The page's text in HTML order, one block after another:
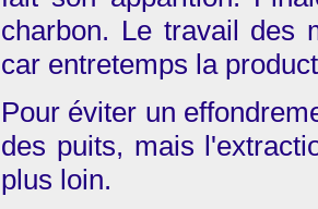
charbon. Le travail des
car entretemps la
Pour éviter un
des puits, mais
plus loin.